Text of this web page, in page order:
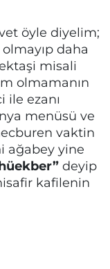
öyle diyelim;
olmayıp daha
misali
olmamanın
ile ezanı
menüsü ve
vaktin
ağabey yine
deyip
kafilenin